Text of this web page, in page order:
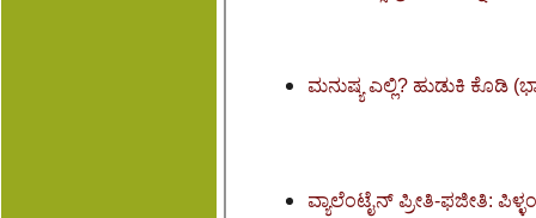
ಮನುಷ್ಯ ಎಲ್ಲಿ? ಹುಡುಕಿ ಕೊಡಿ
ವ್ಯಾಲೆಂಟೈನ್ ಪ್ರೀತಿ-ಫಜೀತಿ: